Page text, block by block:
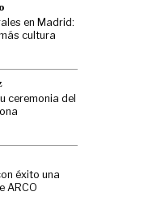
en Madrid:
cultura
ceremonia del
éxito una
ARCO